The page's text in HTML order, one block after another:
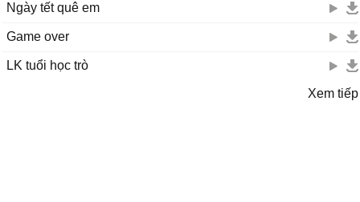
Ngày tết quê em
Game over
LK tuổi học trò
Xem tiếp